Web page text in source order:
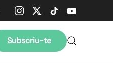
Subscriu-te